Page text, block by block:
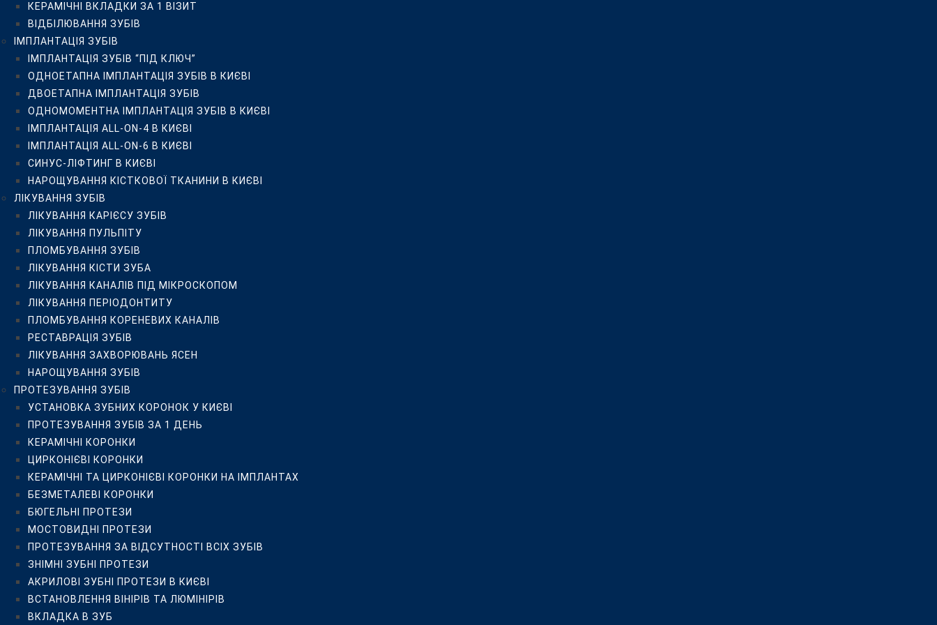
ЛІКУВАННЯ ЗУБІВ
ЛІКУВАННЯ КАРІЄСУ ЗУБІВ
ЛІКУВАННЯ ПУЛЬПІТУ
ПЛОМБУВАННЯ ЗУБІВ
ЛІКУВАННЯ КІСТИ ЗУБА
ЛІКУВАННЯ КАНАЛІВ ПІД МІКРОСКОПОМ
ЛІКУВАННЯ ПЕРІОДОНТИТУ
ПЛОМБУВАННЯ КОРЕНЕВИХ КАНАЛІВ
РЕСТАВРАЦІЯ ЗУБІВ
ЛІКУВАННЯ ЗАХВОРЮВАНЬ ЯСЕН
НАРОЩУВАННЯ ЗУБІВ
ПРОТЕЗУВАННЯ ЗУБІВ
УСТАНОВКА ЗУБНИХ КОРОНОК У КИЄВІ
ПРОТЕЗУВАННЯ ЗУБІВ ЗА 1 ДЕНЬ
КЕРАМІЧНІ КОРОНКИ
ЦИРКОНІЄВІ КОРОНКИ
КЕРАМІЧНІ ТА ЦИРКОНІЄВІ КОРОНКИ НА ІМПЛАНТАХ
БЕЗМЕТАЛЕВІ КОРОНКИ
БЮГЕЛЬНІ ПРОТЕЗИ
МОСТОВИДНІ ПРОТЕЗИ
ПРОТЕЗУВАННЯ ЗА ВІДСУТНОСТІ ВСІХ ЗУБІВ
ЗНІМНІ ЗУБНІ ПРОТЕЗИ
АКРИЛОВІ ЗУБНІ ПРОТЕЗИ В КИЄВІ
ВСТАНОВЛЕННЯ ВІНІРІВ ТА ЛЮМІНІРІВ
ВКЛАДКА В ЗУБ
ЛІКУВАННЯ ЯСЕН
ЛІКУВАННЯ ПАРОДОНТИТУ
ЛІКУВАННЯ ГІНГІВІТУ
ЛІКУВАННЯ ПАРОДОНТОЗУ
ЛІКУВАННЯ ЛАЗЕРОМ
ВЕКТОР-ТЕРАПІЯ ЯСЕН
ХІРУРГІЧНА СТОМАТОЛОГІЯ
ВИДАЛЕННЯ “ЗУБІВ МУДРОСТІ”
ВИДАЛЕННЯ ЗУБІВ
ІМПЛАНТАЦІЯ ЗУБІВ
ХІРУРГІЧНІ ОПЕРАЦІЇ НА ЩЕЛЕПАХ ТА ЯСНАХ
КЕРАМІЧНІ ВКЛАДКИ ЗА 1 ВІЗИТ
ВІДБІЛЮВАННЯ ЗУБІВ
ІМПЛАНТАЦІЯ ЗУБІВ
ІМПЛАНТАЦІЯ ЗУБІВ “ПІД КЛЮЧ”
ОДНОЕТАПНА ІМПЛАНТАЦІЯ ЗУБІВ В КИЄВІ
ДВОЕТАПНА ІМПЛАНТАЦІЯ ЗУБІВ
ОДНОМОМЕНТНА ІМПЛАНТАЦІЯ ЗУБІВ В КИЄВІ
ІМПЛАНТАЦІЯ ALL-ON-4 В КИЄВІ
ІМПЛАНТАЦІЯ ALL-ON-6 В КИЄВІ
СИНУС-ЛІФТИНГ В КИЄВІ
НАРОЩУВАННЯ КІСТКОВОЇ ТКАНИНИ В КИЄВІ
ЛІКУВАННЯ ЗУБІВ
ЛІКУВАННЯ КАРІЄСУ ЗУБІВ
ЛІКУВАННЯ ПУЛЬПІТУ
ПЛОМБУВАННЯ ЗУБІВ
ЛІКУВАННЯ КІСТИ ЗУБА
ЛІКУВАННЯ КАНАЛІВ ПІД МІКРОСКОПОМ
ЛІКУВАННЯ ПЕРІОДОНТИТУ
ПЛОМБУВАННЯ КОРЕНЕВИХ КАНАЛІВ
РЕСТАВРАЦІЯ ЗУБІВ
ЛІКУВАННЯ ЗАХВОРЮВАНЬ ЯСЕН
НАРОЩУВАННЯ ЗУБІВ
ПРОТЕЗУВАННЯ ЗУБІВ
УСТАНОВКА ЗУБНИХ КОРОНОК У КИЄВІ
ПРОТЕЗУВАННЯ ЗУБІВ ЗА 1 ДЕНЬ
КЕРАМІЧНІ КОРОНКИ
ЦИРКОНІЄВІ КОРОНКИ
КЕРАМІЧНІ ТА ЦИРКОНІЄВІ КОРОНКИ НА ІМПЛАНТАХ
БЕЗМЕТАЛЕВІ КОРОНКИ
БЮГЕЛЬНІ ПРОТЕЗИ
МОСТОВИДНІ ПРОТЕЗИ
ПРОТЕЗУВАННЯ ЗА ВІДСУТНОСТІ ВСІХ ЗУБІВ
ЗНІМНІ ЗУБНІ ПРОТЕЗИ
АКРИЛОВІ ЗУБНІ ПРОТЕЗИ В КИЄВІ
ВСТАНОВЛЕННЯ ВІНІРІВ ТА ЛЮМІНІРІВ
ВКЛАДКА В ЗУБ